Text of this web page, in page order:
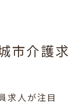
市介護求
求人が注目